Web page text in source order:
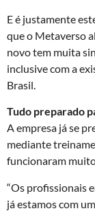
E é justamente
que o Metaverso
novo tem muita
inclusive com a
Brasil.
Tudo preparado
A empresa já se
mediante
funcionaram
“Os profissionais
já estamos com